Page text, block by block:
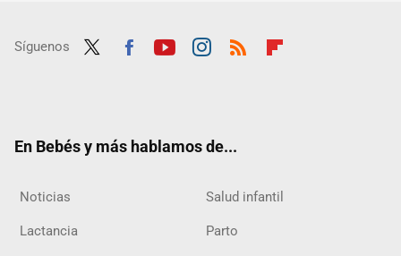
Síguenos
En Bebés y más hablamos de...
Noticias Salud infantil
Lactancia Parto